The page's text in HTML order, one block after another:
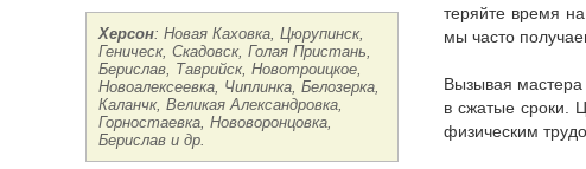
Херсон: Новая Каховка, Цюрупинск,
Геническ, Скадовск, Голая Пристань,
Берислав, Таврийск, Новотроицкое,
Новоалексеевка, Чиплинка, Белозерка,
Каланчк, Великая Александровка,
Горностаевка, Нововоронцовка,
Берислав и др.
теряйте время
мы часто
Вызывая
в сжатые сроки.
физическим